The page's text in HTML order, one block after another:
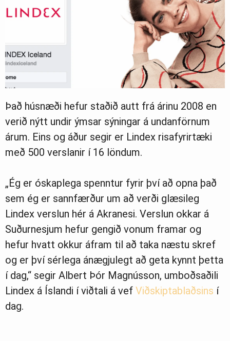
Það húsnæði hefur staðið autt frá árinu 2008 en
verið nýtt undir ýmsar sýningar á undanförnum
árum. Eins og áður segir er Lindex risafyrirtæki
með 500 verslanir í 16 löndum.
„Ég er óskaplega spenntur fyrir því að opna það
sem ég er sannfærður um að verði glæsileg
Lindex verslun hér á Akranesi. Verslun okkar á
Suðurnesjum hefur gengið vonum framar og
hefur hvatt okkur áfram til að taka næstu skref
og er því sérlega ánægjulegt að geta kynnt þetta
í dag,“ segir Albert Þór Magnússon, umboðsaðili
Lindex á Íslandi í viðtali á vef Viðskiptablaðsins í
dag.